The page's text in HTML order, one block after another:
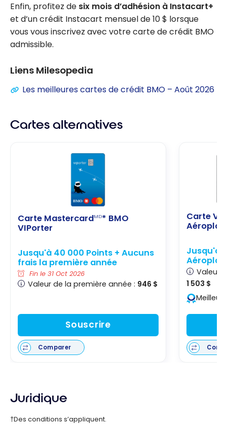
Enfin, profitez de six mois d’adhésion à Instacart+
et d’un crédit Instacart mensuel de 10 $ lorsque
vous vous inscrivez avec votre carte de crédit BMO
admissible.
Liens Milesopedia
Les meilleures cartes de crédit BMO – Août 2026
Cartes alternatives
Carte MastercardMD* BMO
VIPorter
Jusqu'à 40 000 Points + Aucuns
frais la première année
Fin le 31 Oct 2026
Valeur de la première année : 946 $
Souscrire
Comparer
Carte
Aéroplan
Jusqu'à
Valeur
1 503 $
Juridique
†Des conditions s’appliquent.